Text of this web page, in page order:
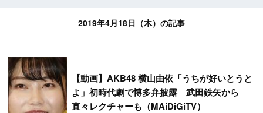
2019年4月18日（木）の記事
【動画】AKB48 横山由依「うちが好いとうと
よ」初時代劇で博多弁披露 武田鉄矢から
直々レクチャーも（MAiDiGiTV）